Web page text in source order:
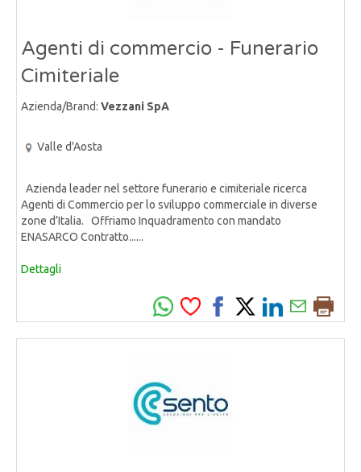
Agenti di commercio - Funerario
Cimiteriale
Azienda/Brand: Vezzani SpA
Valle d'Aosta
Azienda leader nel settore funerario e cimiteriale ricerca
Agenti di Commercio per lo sviluppo commerciale in diverse
zone d’Italia. Offriamo Inquadramento con mandato
ENASARCO Contratto......
Dettagli